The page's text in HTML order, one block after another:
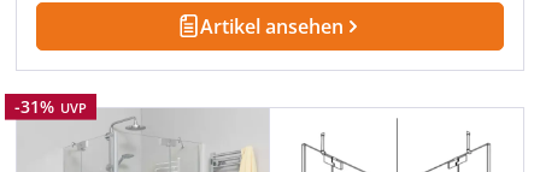
Artikel ansehen
Rabatt
-31% UVP